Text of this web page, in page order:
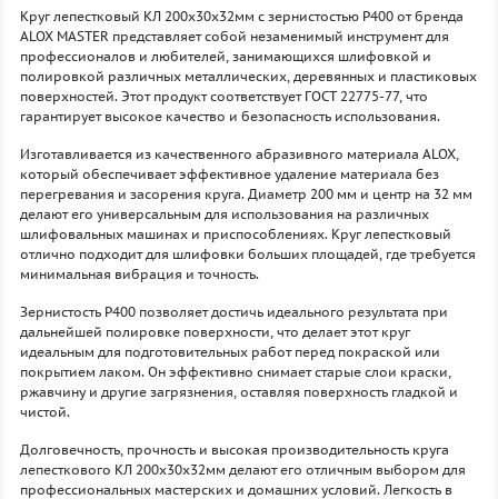
Круг лепестковый КЛ 200х30х32мм с зернистостью P400 от бренда
ALOX MASTER представляет собой незаменимый инструмент для
профессионалов и любителей, занимающихся шлифовкой и
полировкой различных металлических, деревянных и пластиковых
поверхностей. Этот продукт соответствует ГОСТ 22775-77, что
гарантирует высокое качество и безопасность использования.
Изготавливается из качественного абразивного материала ALOX,
который обеспечивает эффективное удаление материала без
перегревания и засорения круга. Диаметр 200 мм и центр на 32 мм
делают его универсальным для использования на различных
шлифовальных машинах и приспособлениях. Круг лепестковый
отлично подходит для шлифовки больших площадей, где требуется
минимальная вибрация и точность.
Зернистость P400 позволяет достичь идеального результата при
дальнейшей полировке поверхности, что делает этот круг
идеальным для подготовительных работ перед покраской или
покрытием лаком. Он эффективно снимает старые слои краски,
ржавчину и другие загрязнения, оставляя поверхность гладкой и
чистой.
Долговечность, прочность и высокая производительность круга
лепесткового КЛ 200х30х32мм делают его отличным выбором для
профессиональных мастерских и домашних условий. Легкость в